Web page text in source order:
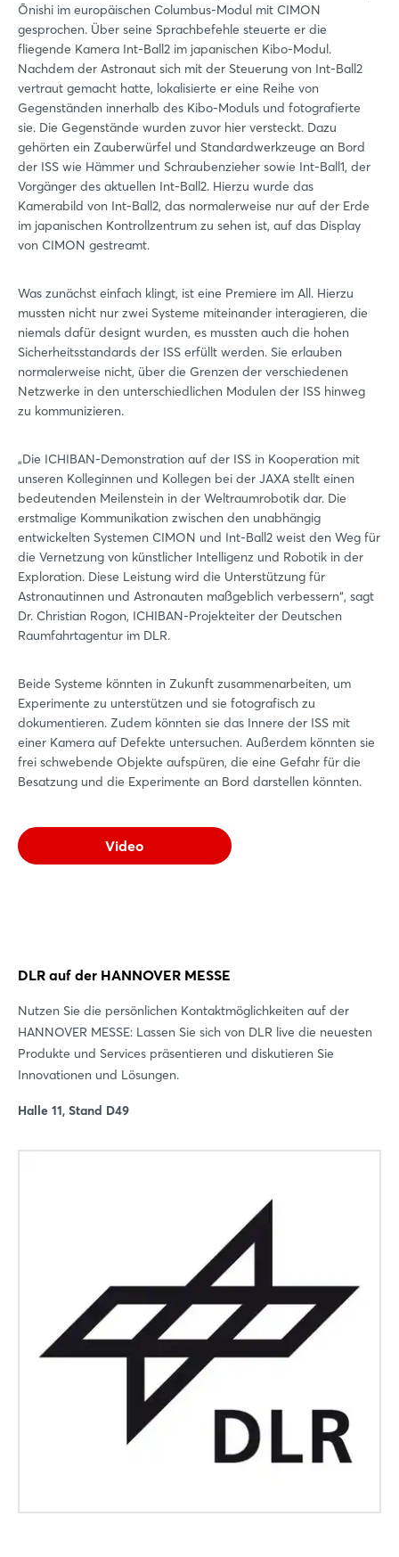
Ōnishi im europäischen Columbus-Modul mit CIMON
gesprochen. Über seine Sprachbefehle steuerte er die
fliegende Kamera Int-Ball2 im japanischen Kibo-Modul.
Nachdem der Astronaut sich mit der Steuerung von Int-Ball2
vertraut gemacht hatte, lokalisierte er eine Reihe von
Gegenständen innerhalb des Kibo-Moduls und fotografierte
sie. Die Gegenstände wurden zuvor hier versteckt. Dazu
gehörten ein Zauberwürfel und Standardwerkzeuge an Bord
der ISS wie Hämmer und Schraubenzieher sowie Int-Ball1, der
Vorgänger des aktuellen Int-Ball2. Hierzu wurde das
Kamerabild von Int-Ball2, das normalerweise nur auf der Erde
im japanischen Kontrollzentrum zu sehen ist, auf das Display
von CIMON gestreamt.
Was zunächst einfach klingt, ist eine Premiere im All. Hierzu
mussten nicht nur zwei Systeme miteinander interagieren, die
niemals dafür designt wurden, es mussten auch die hohen
Sicherheitsstandards der ISS erfüllt werden. Sie erlauben
normalerweise nicht, über die Grenzen der verschiedenen
Netzwerke in den unterschiedlichen Modulen der ISS hinweg
zu kommunizieren.
„Die ICHIBAN-Demonstration auf der ISS in Kooperation mit
unseren Kolleginnen und Kollegen bei der JAXA stellt einen
bedeutenden Meilenstein in der Weltraumrobotik dar. Die
erstmalige Kommunikation zwischen den unabhängig
entwickelten Systemen CIMON und Int-Ball2 weist den Weg für
die Vernetzung von künstlicher Intelligenz und Robotik in der
Exploration. Diese Leistung wird die Unterstützung für
Astronautinnen und Astronauten maßgeblich verbessern“, sagt
Dr. Christian Rogon, ICHIBAN-Projekteiter der Deutschen
Raumfahrtagentur im DLR.
Beide Systeme könnten in Zukunft zusammenarbeiten, um
Experimente zu unterstützen und sie fotografisch zu
dokumentieren. Zudem könnten sie das Innere der ISS mit
einer Kamera auf Defekte untersuchen. Außerdem könnten sie
frei schwebende Objekte aufspüren, die eine Gefahr für die
Besatzung und die Experimente an Bord darstellen könnten.
Video
DLR auf der HANNOVER MESSE
Nutzen Sie die persönlichen Kontaktmöglichkeiten auf der
HANNOVER MESSE: Lassen Sie sich von DLR live die neuesten
Produkte und Services präsentieren und diskutieren Sie
Innovationen und Lösungen.
Halle 11, Stand D49